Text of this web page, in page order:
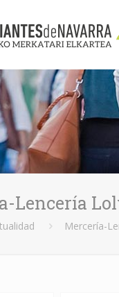
Lencería
Mercería-